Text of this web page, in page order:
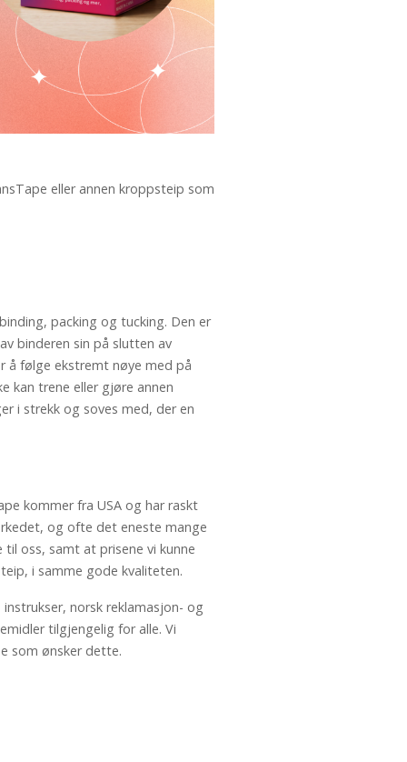
eller annen kroppsteip som
packing og tucking. Den er
binderen sin på slutten av
å følge ekstremt nøye med på
kan trene eller gjøre annen
i strekk og soves med, der en
kommer fra USA og har raskt
og ofte det eneste mange
oss, samt at prisene vi kunne
i samme gode kvaliteten.
norsk reklamasjon- og
tilgjengelig for alle. Vi
som ønsker dette.